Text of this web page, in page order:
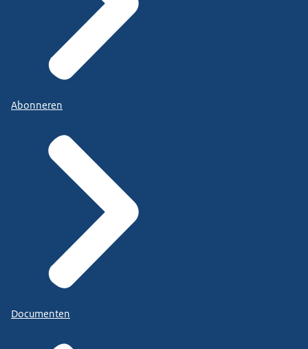
Abonneren
Documenten